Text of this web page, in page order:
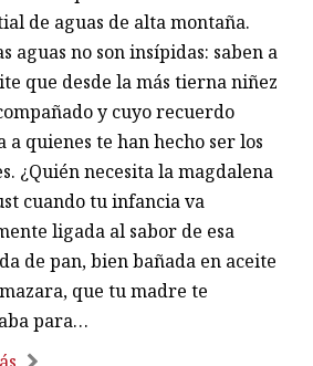
de aguas de alta montaña.
aguas no son insípidas: saben a
que desde la más tierna niñez
y cuyo recuerdo
a quienes te han hecho ser los
¿Quién necesita la magdalena
cuando tu infancia va
ligada al sabor de esa
de pan, bien bañada en aceite
que tu madre te
para…